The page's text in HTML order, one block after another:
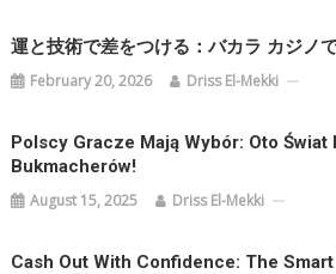
運と技術で差をつける：バカラ カジノ
February 20, 2026 Driss El-Mekki
Polscy Gracze Mają Wybór: Oto Świat
Bukmacherów!
August 15, 2025 Driss El-Mekki
Cash Out With Confidence: The